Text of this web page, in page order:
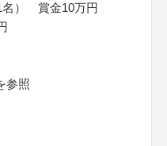
名） 賞金10万円
参照